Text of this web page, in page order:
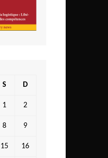
S D
1 2
8 9
15 16